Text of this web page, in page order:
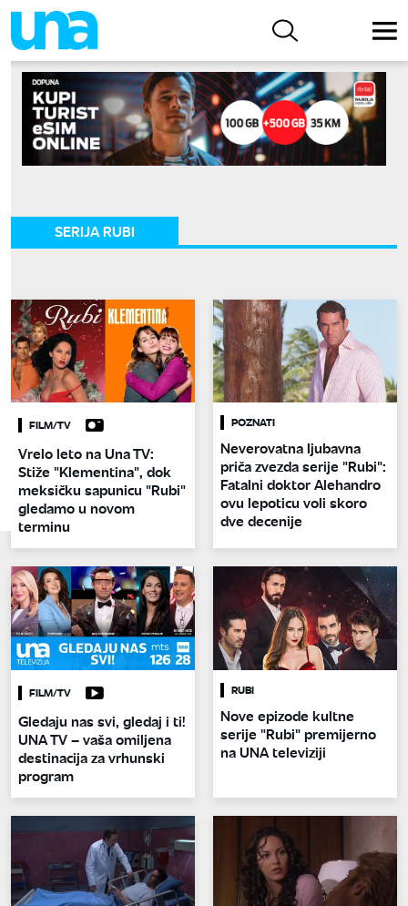
SERIJA RUBI
FILM/TV
Vrelo leto na Una TV:
Stiže "Klementina", dok
meksičku sapunicu "Rubi"
gledamo u novom
terminu
POZNATI
Neverovatna ljubavna
priča zvezda serije "Rubi":
Fatalni doktor Alehandro
ovu lepoticu voli skoro
dve decenije
FILM/TV
Gledaju nas svi, gledaj i ti!
UNA TV – vaša omiljena
destinacija za vrhunski
program
RUBI
Nove epizode kultne
serije "Rubi" premijerno
na UNA televiziji